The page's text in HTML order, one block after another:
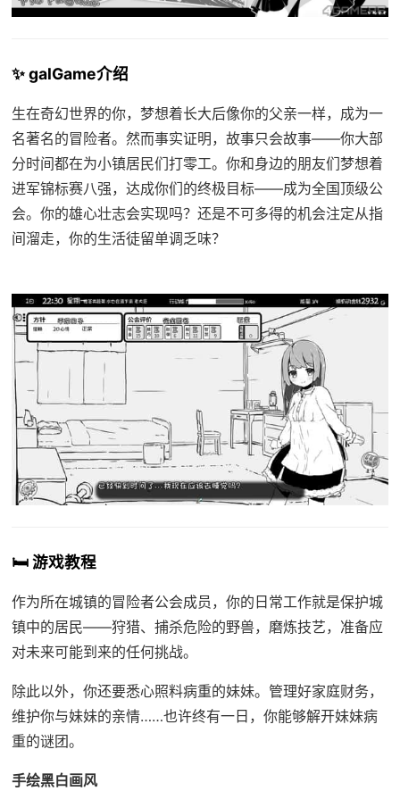
✨ galGame介绍
生在奇幻世界的你，梦想着长大后像你的父亲一样，成为一
名著名的冒险者。然而事实证明，故事只会故事——你大部
分时间都在为小镇居民们打零工。你和身边的朋友们梦想着
进军锦标赛八强，达成你们的终极目标——成为全国顶级公
会。你的雄心壮志会实现吗？还是不可多得的机会注定从指
间溜走，你的生活徒留单调乏味？
🛏️ 游戏教程
作为所在城镇的冒险者公会成员，你的日常工作就是保护城
镇中的居民——狩猎、捕杀危险的野兽，磨炼技艺，准备应
对未来可能到来的任何挑战。
除此以外，你还要悉心照料病重的妹妹。管理好家庭财务，
维护你与妹妹的亲情……也许终有一日，你能够解开妹妹病
重的谜团。
手绘黑白画风